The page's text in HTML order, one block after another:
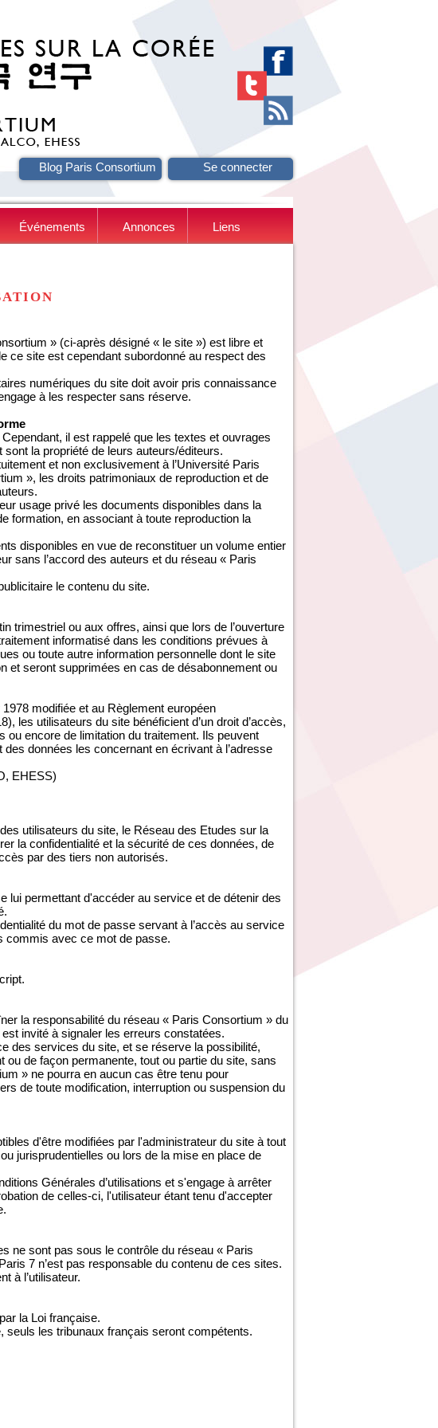
Blog Paris Consortium Se connecter
Événements Annonces Liens
» (ci-après désigné « le site ») est libre et
ce site est cependant subordonné au respect des
numériques du site doit avoir pris connaissance
à les respecter sans réserve.
il est rappelé que les textes et ouvrages
la propriété de leurs auteurs/éditeurs.
et non exclusivement à l’Université Paris
», les droits patrimoniaux de reproduction et de
usage privé les documents disponibles dans la
formation, en associant à toute reproduction la
disponibles en vue de reconstituer un volume entier
sans l’accord des auteurs et du réseau « Paris
le contenu du site.
trimestriel ou aux offres, ainsi que lors de l’ouverture
informatisé dans les conditions prévues à
ou toute autre information personnelle dont le site
et seront supprimées en cas de désabonnement ou
modifiée et au Règlement européen
les utilisateurs du site bénéficient d’un droit d’accès,
ou encore de limitation du traitement. Ils peuvent
données les concernant en écrivant à l’adresse
EHESS)
utilisateurs du site, le Réseau des Etudes sur la
la confidentialité et la sécurité de ces données, de
par des tiers non autorisés.
lui permettant d'accéder au service et de détenir des
du mot de passe servant à l’accès au service
commis avec ce mot de passe.
la responsabilité du réseau « Paris Consortium » du
invité à signaler les erreurs constatées.
des services du site, et se réserve la possibilité,
ou de façon permanente, tout ou partie du site, sans
» ne pourra en aucun cas être tenu pour
de toute modification, interruption ou suspension du
d'être modifiées par l'administrateur du site à tout
jurisprudentielles ou lors de la mise en place de
Générales d’utilisations et s'engage à arrêter
de celles-ci, l'utilisateur étant tenu d'accepter
ne sont pas sous le contrôle du réseau « Paris
7 n’est pas responsable du contenu de ces sites.
à l’utilisateur.
la Loi française.
seuls les tribunaux français seront compétents.